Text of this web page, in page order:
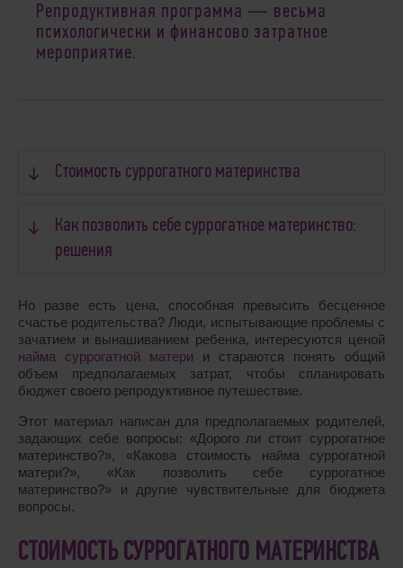
Репродуктивная программа ― весьма
психологически и финансово затратное
мероприятие.
Стоимость суррогатного материнства
Как позволить себе суррогатное материнство:
решения
Но разве есть цена, способная превысить бесценное
счастье родительства? Люди, испытывающие проблемы с
зачатием и вынашиванием ребенка, интересуются ценой
найма суррогатной матери и стараются понять общий
объем предполагаемых затрат, чтобы спланировать
бюджет своего репродуктивное путешествие.
Этот материал написан для предполагаемых родителей,
задающих себе вопросы: «Дорого ли стоит суррогатное
материнство?», «Какова стоимость найма суррогатной
матери?», «Как позволить себе суррогатное
материнство?» и другие чувствительные для бюджета
вопросы.
СТОИМОСТЬ СУРРОГАТНОГО МАТЕРИНСТВА